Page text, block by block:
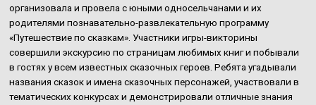
организовала и провела с юными односельчанами и их
родителями познавательно-развлекательную программу
«Путешествие по сказкам». Участники игры-викторины
совершили экскурсию по страницам любимых книг и побывали
в гостях у всем известных сказочных героев. Ребята угадывали
названия сказок и имена сказочных персонажей, участвовали в
тематических конкурсах и демонстрировали отличные знания